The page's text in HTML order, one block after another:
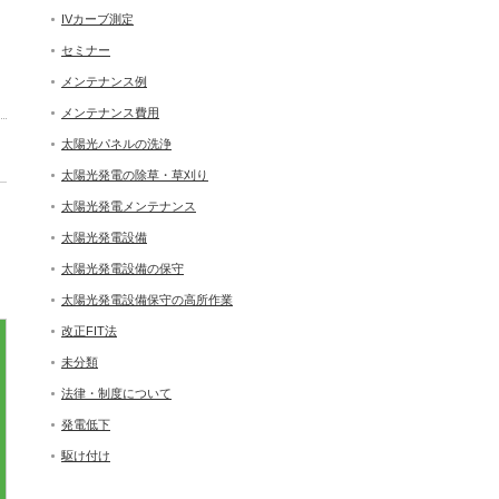
IVカーブ測定
セミナー
メンテナンス例
メンテナンス費用
太陽光パネルの洗浄
太陽光発電の除草・草刈り
太陽光発電メンテナンス
太陽光発電設備
太陽光発電設備の保守
太陽光発電設備保守の高所作業
改正FIT法
未分類
法律・制度について
発電低下
駆け付け